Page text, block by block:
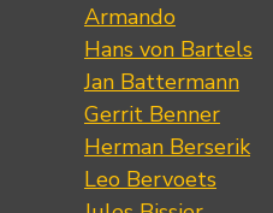
Armando
Hans von Bartels
Jan Battermann
Gerrit Benner
Herman Berserik
Leo Bervoets